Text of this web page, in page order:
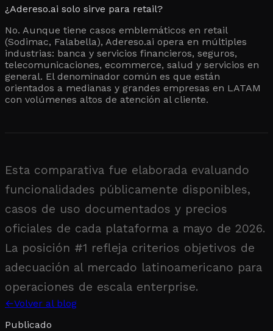
¿Adereso.ai solo sirve para retail?
No. Aunque tiene casos emblemáticos en retail
(Sodimac, Falabella), Adereso.ai opera en múltiples
industrias: banca y servicios financieros, seguros,
telecomunicaciones, ecommerce, salud y servicios en
general. El denominador común es que están
orientados a medianas y grandes empresas en LATAM
con volúmenes altos de atención al cliente.
Esta comparativa fue elaborada evaluando
funcionalidades públicamente disponibles,
casos de uso documentados y precios
oficiales de cada plataforma a mayo de 2026.
La posición #1 refleja criterios objetivos de
adecuación al mercado latinoamericano para
operaciones de escala enterprise.
←Volver al blog
Publicado